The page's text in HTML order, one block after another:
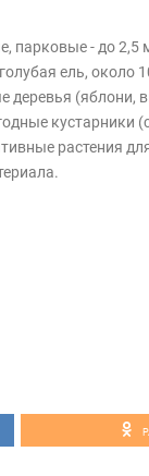
парковые - до 2,5
ель, около
деревья (яблони,
кустарники
растения